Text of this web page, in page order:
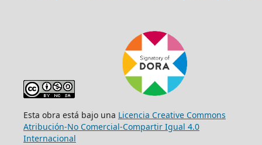
Esta obra está bajo una Licencia Creative Commons
Atribución-No Comercial-Compartir Igual 4.0
Internacional